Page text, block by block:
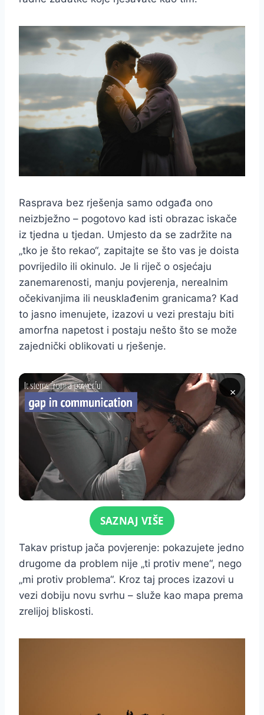
Rasprava bez rješenja samo odgađa ono
neizbježno – pogotovo kad isti obrazac iskače
iz tjedna u tjedan. Umjesto da se zadržite na
„tko je što rekao“, zapitajte se što vas je doista
povrijedilo ili okinulo. Je li riječ o osjećaju
zanemarenosti, manju povjerenja, nerealnim
očekivanjima ili neusklađenim granicama? Kad
to jasno imenujete, izazovi u vezi prestaju biti
amorfna napetost i postaju nešto što se može
zajednički oblikovati u rješenje.
×
Click for soundSAZNAJ VIŠE
Takav pristup jača povjerenje: pokazujete jedno
drugome da problem nije „ti protiv mene“, nego
„mi protiv problema“. Kroz taj proces izazovi u
vezi dobiju novu svrhu – služe kao mapa prema
zrelijoj bliskosti.